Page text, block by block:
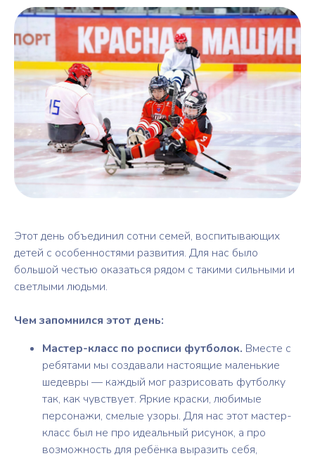
Этот день объединил сотни семей, воспитывающих
детей с особенностями развития. Для нас было
большой честью оказаться рядом с такими сильными и
светлыми людьми.
Чем запомнился этот день:
Мастер-класс по росписи футболок. Вместе с
ребятами мы создавали настоящие маленькие
шедевры — каждый мог разрисовать футболку
так, как чувствует. Яркие краски, любимые
персонажи, смелые узоры. Для нас этот мастер-
класс был не про идеальный рисунок, а про
возможность для ребёнка выразить себя,